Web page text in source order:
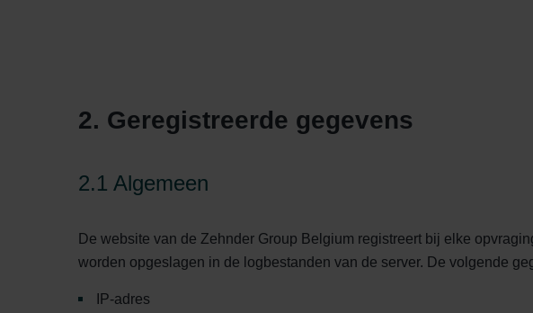
2. Geregistreerde gegevens
2.1 Algemeen
De website van de Zehnder Group Belgium registreert bij elke
worden opgeslagen in de logbestanden van de server. De volgende
IP-adres